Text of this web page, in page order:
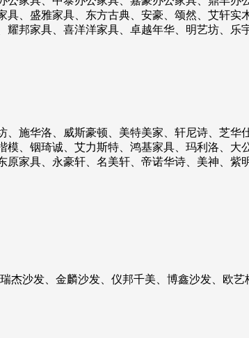
、盛雅家具、东方古典、安豪、颂然、艾轩实
邦家具、喜洋洋家具、卓越年华、明艺坊、乐
施华洛、威斯豪顿、美特美家、轩尼诗、芝华
、铟琦诚、艾力斯特、鸿基家具、玛利洛、大
家具、永豪轩、名美轩、帝诺华诗、美神、紫
沙发、金麟沙发、仪邦千美、博鑫沙发、欧艺